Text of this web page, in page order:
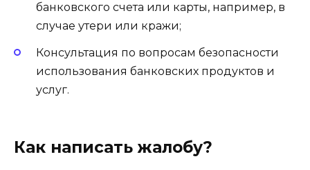
банковского счета или карты, например, в
случае утери или кражи;
Консультация по вопросам безопасности
использования банковских продуктов и
услуг.
Как написать жалобу?